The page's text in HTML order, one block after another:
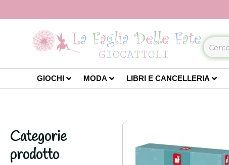
GIOCHI MODA LIBRI E CANCELLERIA
Categorie
prodotto